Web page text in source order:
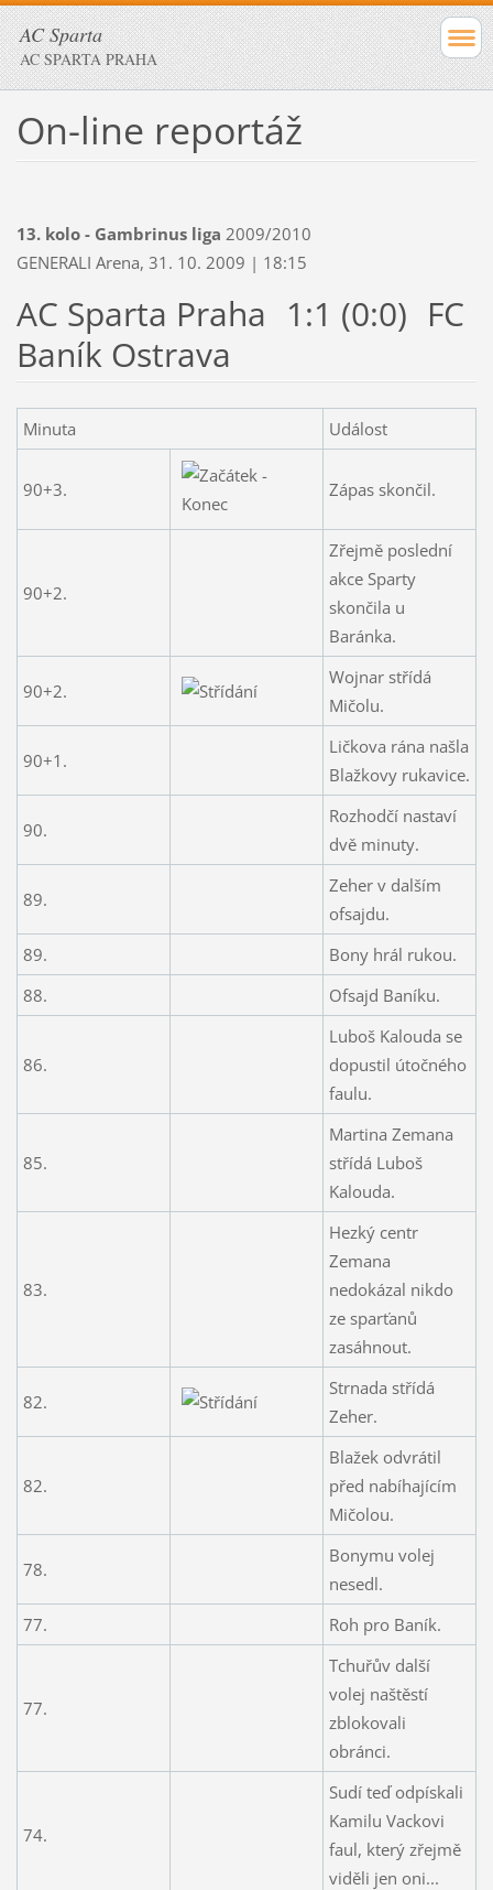
AC Sparta
AC SPARTA PRAHA
On-line reportáž
13. kolo - Gambrinus liga 2009/2010
GENERALI Arena, 31. 10. 2009 | 18:15
AC Sparta Praha 1:1 (0:0) FC
Baník Ostrava
Minuta Událost
90+3. Zápas skončil.
90+2.
Zřejmě poslední
akce Sparty
skončila u
Baránka.
90+2.
Wojnar střídá
Mičolu.
90+1.
Ličkova rána našla
Blažkovy rukavice.
90.
Rozhodčí nastaví
dvě minuty.
89.
Zeher v dalším
ofsajdu.
89.
Bony hrál rukou.
88.
Ofsajd Baníku.
86.
Luboš Kalouda se
dopustil útočného
faulu.
85.
Martina Zemana
střídá Luboš
Kalouda.
83.
Hezký centr
Zemana
nedokázal nikdo
ze sparťanů
zasáhnout.
82.
Strnada střídá
Zeher.
82.
Blažek odvrátil
před nabíhajícím
Mičolou.
78.
Bonymu volej
nesedl.
77.
Roh pro Baník.
77.
Tchuřův další
volej naštěstí
zblokovali
obránci.
74.
Sudí teď odpískali
Kamilu Vackovi
faul, který zřejmě
viděli jen oni...